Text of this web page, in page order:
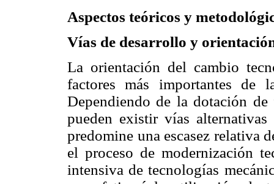
Aspectos teóricos y
Vías de desarrollo y
La orientación del cambio
factores más importantes
Dependiendo de la dotación
pueden existir vías
predomine una escasez relativa
el proceso de modernización
intensiva de tecnologías